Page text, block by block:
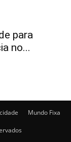
para
no...
Mundo Fixa